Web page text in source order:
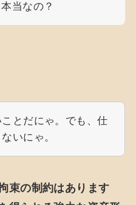
当なの？
とだにゃ。でも、仕
いにゃ。
束の制約はあります